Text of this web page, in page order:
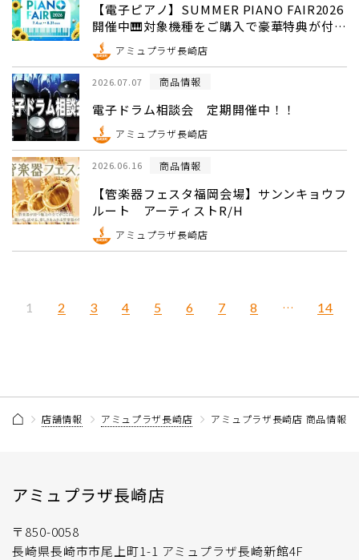
【電子ピアノ】SUMMER PIANO FAIR2026
開催中🎹対象機種をご購入で豪華特典が付い
てくる！アミュプラザ長崎店
2026.07.07 商品情報
電子ドラム相談会 定期開催中！！
アミュプラザ長崎店
2026.06.16 商品情報
【管楽器フェスタ福岡会場】サンンキョウフ
ルート アーティストR/H
アミュプラザ長崎店
1 2 3 4 5 6 7 8 … 14
店舗情報 アミュプラザ長崎店 アミュプラザ長崎店 商品情報
アミュプラザ長崎店
〒850-0058
長崎県長崎市市尾上町1-1 アミュプラザ長崎新館4F